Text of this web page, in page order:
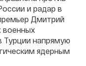
и радар в
Дмитрий
военных
Турции напрямую
ядерным